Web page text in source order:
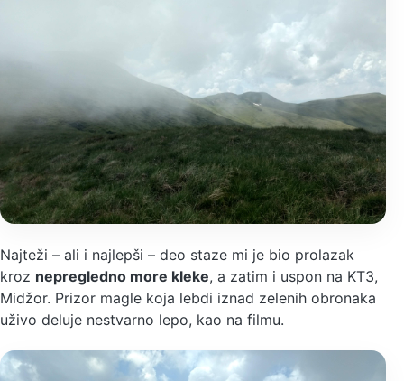
Najteži – ali i najlepši – deo staze mi je bio prolazak
kroz nepregledno more kleke, a zatim i uspon na KT3,
Midžor. Prizor magle koja lebdi iznad zelenih obronaka
uživo deluje nestvarno lepo, kao na filmu.